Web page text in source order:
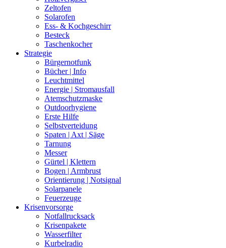
Zeltofen
Solarofen
Ess- & Kochgeschirr
Besteck
Taschenkocher
Strategie
Bürgernotfunk
Bücher | Info
Leuchtmittel
Energie | Stromausfall
Atemschutzmaske
Outdoorhygiene
Erste Hilfe
Selbstverteidung
Spaten | Axt | Säge
Tarnung
Messer
Gürtel | Klettern
Bogen | Armbrust
Orientierung | Notsignal
Solarpanele
Feuerzeuge
Krisenvorsorge
Notfallrucksack
Krisenpakete
Wasserfilter
Kurbelradio